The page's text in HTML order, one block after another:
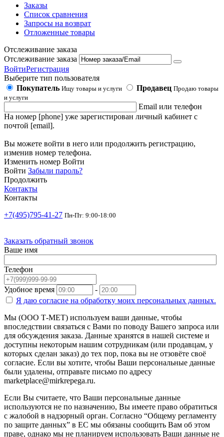
Заказы
Список сравнения
Запросы на возврат
Отложенные товары
Отслеживание заказа
Отслеживание заказа
ВойтиРегистрация
Выберите тип пользователя
Покупатель Ищу товары и услуги Продавец Продаю товары
и услуги
Email или телефон
На номер [phone] уже зарегистирован личный кабинет с
почтой [email].
Вы можете войти в него или продолжить регистрацию,
изменив номер телефона.
Изменить номер Войти
Войти Забыли пароль?
Продолжить
Контакты
Контакты
+7(495)795-41-27 Пн-Пт: 9:00-18:00
Заказать обратный звонок
Ваше имя
Телефон
Удобное время
-
Я даю согласие на обработку моих персональных данных.
Мы (ООО Т-МЕТ) используем ваши данные, чтобы
впоследствии связаться с Вами по поводу Вашего запроса или
для обсуждения заказа. Данные хранятся в нашей системе и
доступны некоторым нашим сотрудникам (или продавцам, у
которых сделан заказ) до тех пор, пока вы не отзовёте своё
согласие. Если вы хотите, чтобы Ваши персональные данные
были удалены, отправьте письмо по адресу
marketplace@mirkrepega.ru.
Если Вы считаете, что Ваши персональные данные
используются не по назначению, Вы имеете право обратиться
с жалобой в надзорный орган. Согласно “Общему регламенту
по защите данных” в ЕС мы обязаны сообщить Вам об этом
праве, однако мы не планируем использовать Ваши данные не